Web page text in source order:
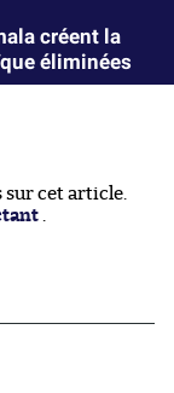
créent la
éliminées
sur cet article.